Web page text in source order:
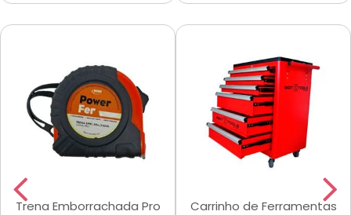
Trena Emborrachada Pro
Carrinho de Ferramentas